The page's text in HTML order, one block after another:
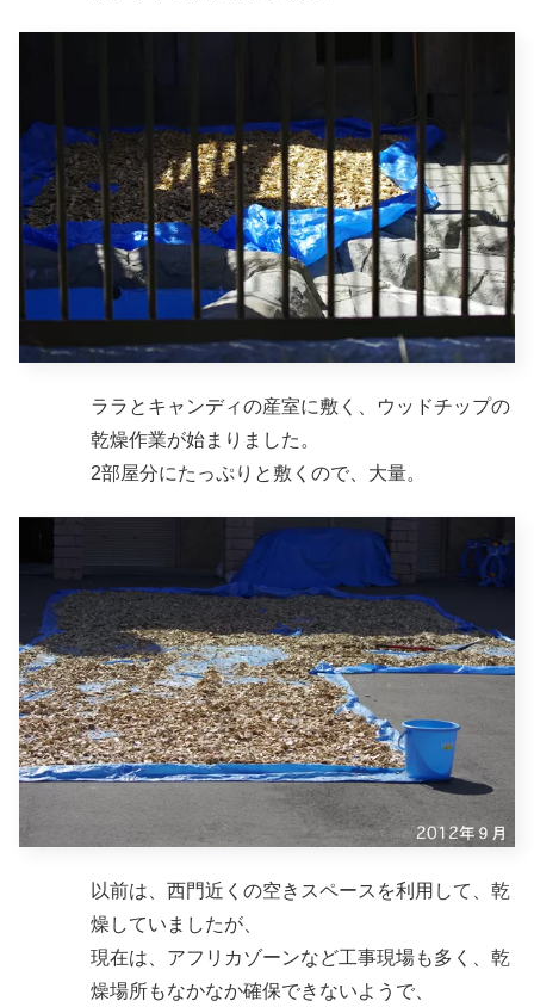
ララとキャンディの産室に敷く、ウッドチップの
乾燥作業が始まりました。
2部屋分にたっぷりと敷くので、大量。
以前は、西門近くの空きスペースを利用して、乾
燥していましたが、
現在は、アフリカゾーンなど工事現場も多く、乾
燥場所もなかなか確保できないようで、